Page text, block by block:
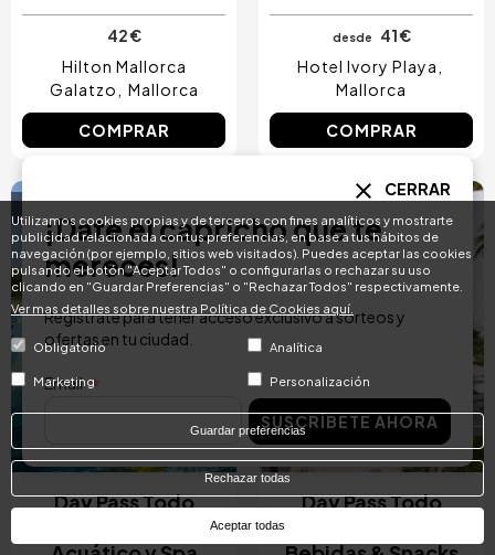
Utilizamos cookies propias y de terceros con fines analíticos y mostrarte
publicidad relacionada con tus preferencias, en base a tus hábitos de
navegación (por ejemplo, sitios web visitados). Puedes aceptar las cookies
pulsando el botón "Aceptar Todos" o configurarlas o rechazar su uso
clicando en "Guardar Preferencias" o "Rechazar Todos" respectivamente.
Ver mas detalles sobre nuestra Política de Cookies aquí.
Obligatorio Analítica
Marketing Personalización
Guardar preferencias
Rechazar todas
Aceptar todas
42 €
Hilton Mallorca
Galatzo
Mallorca
COMPRAR
desde
41 €
Hotel Ivory Playa
Mallorca
COMPRAR
RESERVA INMEDIATA
Image
Day Pass Todo
Incluido con Parque
SOLO ADULTOS
RESERVA INMEDIATA
Image
Day Pass Todo
CERRAR
¡Date el capricho que te
mereces!
Regístrate para tener acceso exclusivo a sorteos y
ofertas en tu ciudad.
Email
SUSCRÍBETE AHORA